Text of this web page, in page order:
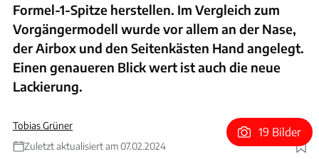
Formel-1-Spitze herstellen. Im Vergleich zum
Vorgängermodell wurde vor allem an der Nase,
der Airbox und den Seitenkästen Hand angelegt.
Einen genaueren Blick wert ist auch die neue
Lackierung.
Tobias Grüner
Zuletzt aktualisiert am 07.02.2024
Foto: Alpine
19 Bilder